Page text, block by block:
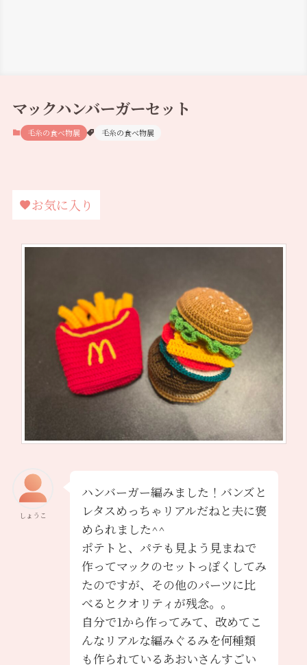
マックハンバーガーセット
毛糸の食べ物展 毛糸の食べ物展
お気に入り
しょうこ
ハンバーガー編みました！バンズと
レタスめっちゃリアルだねと夫に褒
められました^^
ポテトと、パテも見よう見まねで
作ってマックのセットっぽくしてみ
たのですが、その他のパーツに比
べるとクオリティが残念。。
自分で1から作ってみて、改めてこ
んなリアルな編みぐるみを何種類
も作られているあおいさんすごい